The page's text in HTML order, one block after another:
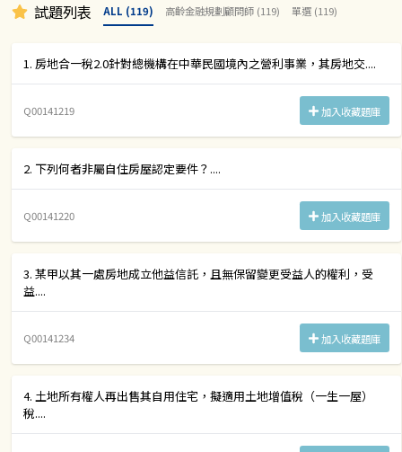
試題列表 ALL (119) 高齡金融規劃顧問師 (119) 單選 (119)
1. 房地合一稅2.0針對總機構在中華民國境內之營利事業，其房地交....
Q00141219 加入收藏題庫
2. 下列何者非屬自住房屋認定要件？....
Q00141220 加入收藏題庫
3. 某甲以其一處房地成立他益信託，且無保留變更受益人的權利，受
益....
Q00141234 加入收藏題庫
4. 土地所有權人再出售其自用住宅，擬適用土地增值稅（一生一屋）
稅....